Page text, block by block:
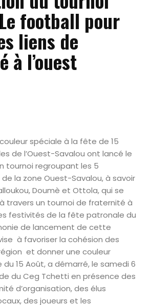
football pour
liens de
à l’ouest
spéciale à la fête de 15
de l’Ouest-Savalou ont lancé le
tournoi regroupant les 5
la zone Ouest-Savalou, à savoir
Doumè et Ottola, qui se
travers un tournoi de fraternité à
festivités de la fête patronale du
de lancement de cette
à favoriser la cohésion des
et donner une couleur
15 Août, a démarré, le samedi 6
du Ceg Tchetti en présence des
d’organisation, des élus
des joueurs et les